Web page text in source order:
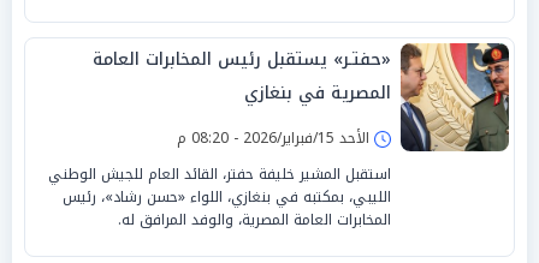
«حفتـر» يستقبل رئيس المخابرات العامة
المصرية في بنغازي
الأحد 15/فبراير/2026 - 08:20 م
استقبل المشير خليفة حفتر، القائد العام للجيش الوطني
الليبي، بمكتبه في بنغازي، اللواء «حسن رشاد»، رئيس
المخابرات العامة المصرية، والوفد المرافق له.